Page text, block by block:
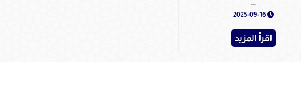
2025-09-16
اقرأ المزيد